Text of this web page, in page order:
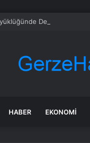
Deprem
HABER EKONOMI